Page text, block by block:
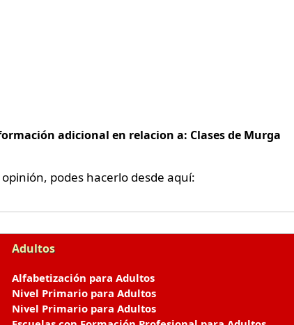
adicional en relacion a: Clases de Murga
podes hacerlo desde aquí:
Adultos
Alfabetización para Adultos
Nivel Primario para Adultos
Nivel Primario para Adultos